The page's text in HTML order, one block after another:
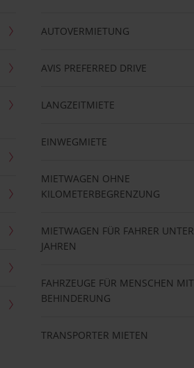
AUTOVERMIETUNG
AVIS PREFERRED DRIVE
LANGZEITMIETE
EINWEGMIETE
MIETWAGEN OHNE
KILOMETERBEGRENZUNG
MIETWAGEN FÜR FAHRER
JAHREN
FAHRZEUGE FÜR MENSCHEN MIT
BEHINDERUNG
TRANSPORTER MIETEN